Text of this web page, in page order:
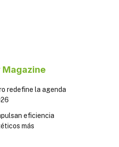
Magazine
redefine la agenda
eficiencia
más